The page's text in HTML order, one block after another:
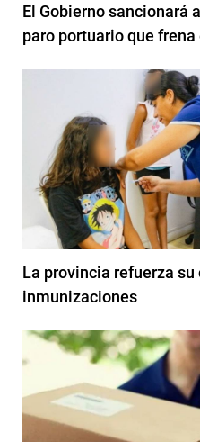
El Gobierno sancionará
paro portuario que
La provincia refuerza su
inmunizaciones